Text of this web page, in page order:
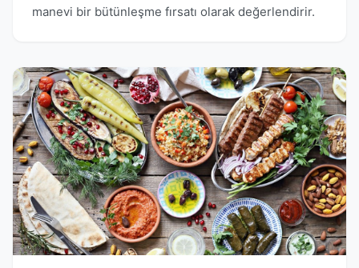
manevi bir bütünleşme fırsatı olarak değerlendirir.